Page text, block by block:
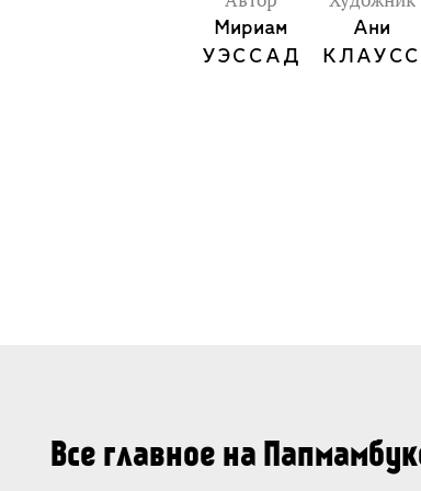
Мириам
УЭССАД
Ани
КЛАУСС
Все главное на